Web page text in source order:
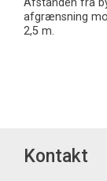
Afstanden fra
afgrænsning
2,5 m.
Kontakt